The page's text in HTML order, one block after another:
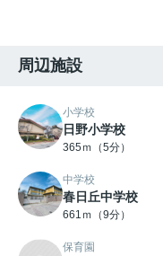
周辺施設
小学校
日野小学校
365ｍ（5分）
中学校
春日丘中学校
661ｍ（9分）
保育園